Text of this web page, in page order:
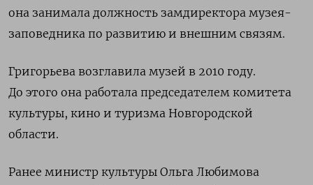
она занимала должность замдиректора музея-
заповедника по развитию и внешним связям.
Григорьева возглавила музей в 2010 году.
До этого она работала председателем комитета
культуры, кино и туризма Новгородской
области.
Ранее министр культуры Ольга Любимова